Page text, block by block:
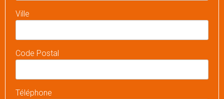
Ville
Code Postal
Téléphone